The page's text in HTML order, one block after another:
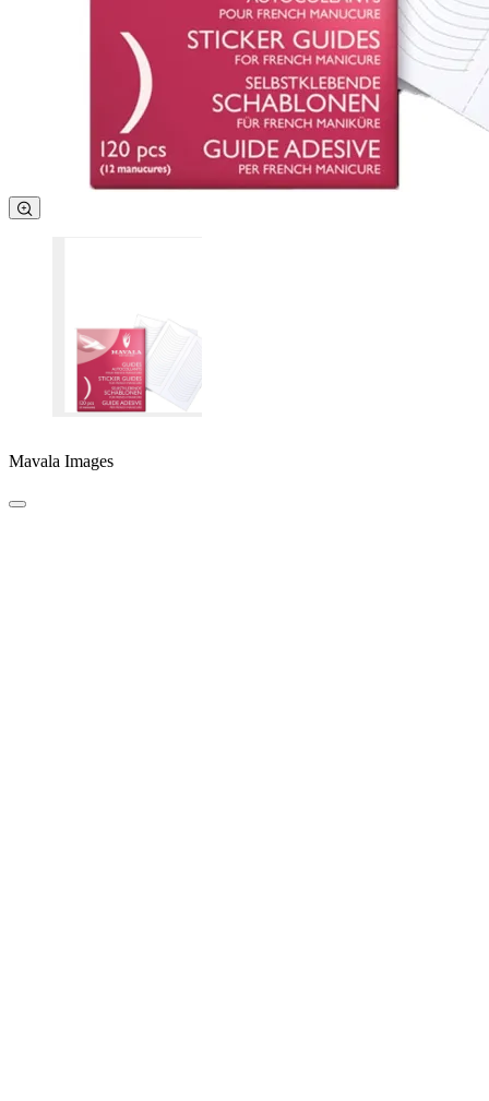
Mavala Images